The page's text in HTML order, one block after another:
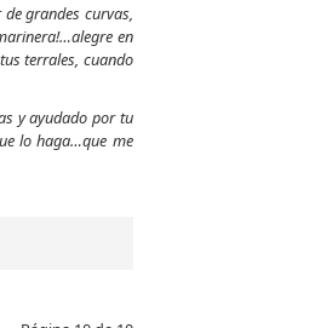
grandes curvas,
en
terrales, cuando
y ayudado por tu
lo haga…que me